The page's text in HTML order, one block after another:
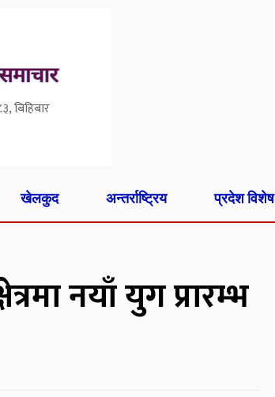
बिहिबार
खेलकुद अन्तर्राष्ट्रिय प्रदेश विशेष
नयाँ युग प्रारम्भ